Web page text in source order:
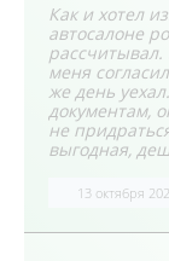
Как и хотел
автосалоне
рассчитывал.
меня
же день
документам,
не
выгодная,
13 октября